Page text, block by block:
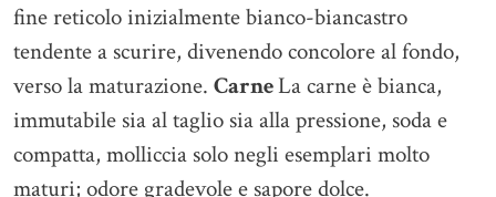
fine reticolo inizialmente bianco-biancastro
tendente a scurire, divenendo concolore al fondo,
verso la maturazione. CarneLa carne è bianca,
immutabile sia al taglio sia alla pressione, soda e
compatta, molliccia solo negli esemplari molto
maturi; odore gradevole e sapore dolce.